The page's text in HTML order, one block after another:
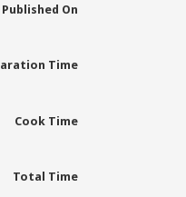
Published On
Time
Cook Time
Total Time